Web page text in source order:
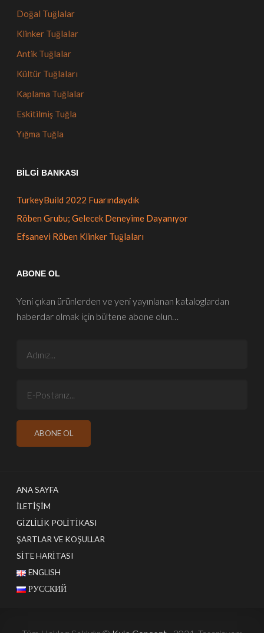
Doğal Tuğlalar
Klinker Tuğlalar
Antik Tuğlalar
Kültür Tuğlaları
Kaplama Tuğlalar
Eskitilmiş Tuğla
Yığma Tuğla
BILGI BANKASI
TurkeyBuild 2022 Fuarındaydık
Röben Grubu; Gelecek Deneyime Dayanıyor
Efsanevi Röben Klinker Tuğlaları
ABONE OL
Yeni çıkan ürünlerden ve yeni yayınlanan kataloglardan
haberdar olmak için bültene abone olun…
ANA SAYFA
İLETIŞIM
GIZLILIK POLITIKASI
ŞARTLAR VE KOŞULLAR
SITE HARITASI
ENGLISH
РУССКИЙ